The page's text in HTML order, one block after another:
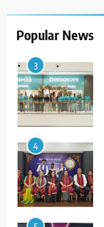
Popular News
3
4